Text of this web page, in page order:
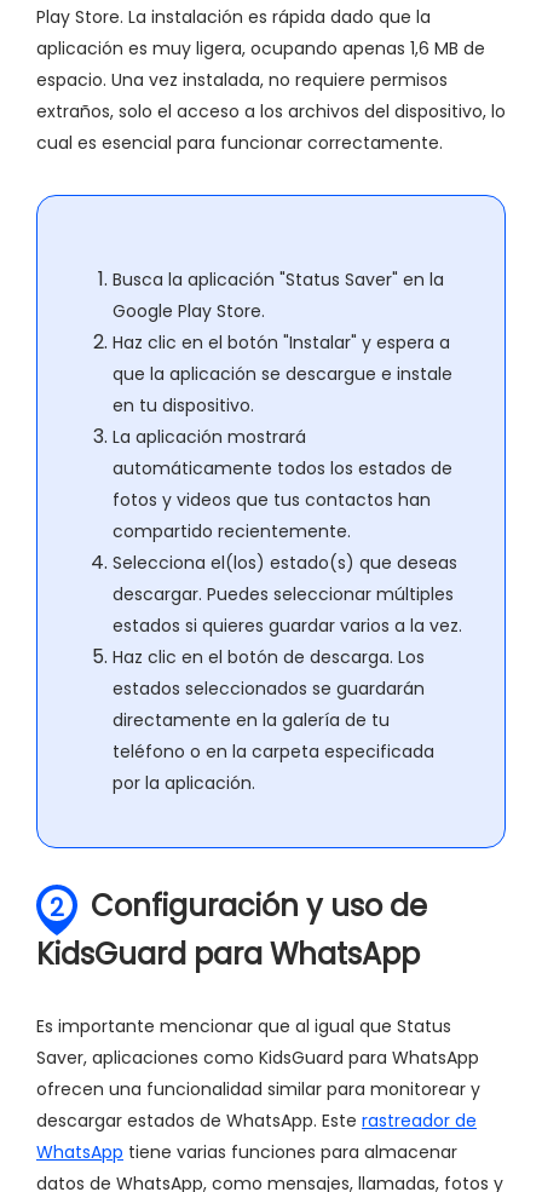
Play Store. La instalación es rápida dado que la
aplicación es muy ligera, ocupando apenas 1,6 MB de
espacio. Una vez instalada, no requiere permisos
extraños, solo el acceso a los archivos del dispositivo, lo
cual es esencial para funcionar correctamente.
Busca la aplicación "Status Saver" en la
Google Play Store.
Haz clic en el botón "Instalar" y espera a
que la aplicación se descargue e instale
en tu dispositivo.
La aplicación mostrará
automáticamente todos los estados de
fotos y videos que tus contactos han
compartido recientemente.
Selecciona el(los) estado(s) que deseas
descargar. Puedes seleccionar múltiples
estados si quieres guardar varios a la vez.
Haz clic en el botón de descarga. Los
estados seleccionados se guardarán
directamente en la galería de tu
teléfono o en la carpeta especificada
por la aplicación.
2
Configuración y uso de
KidsGuard para WhatsApp
Es importante mencionar que al igual que Status
Saver, aplicaciones como KidsGuard para WhatsApp
ofrecen una funcionalidad similar para monitorear y
descargar estados de WhatsApp. Este rastreador de
WhatsApp tiene varias funciones para almacenar
datos de WhatsApp, como mensajes, llamadas, fotos y